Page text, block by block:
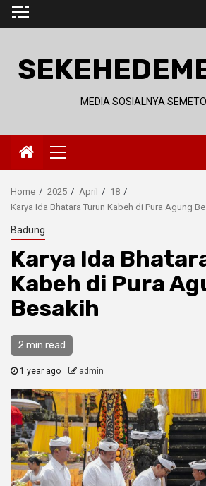
Skip
MEDIA SOSIALNYA
Primary
Menu
Home 2025 April
18
Karya Ida Bhatara Turun Kabeh di Pura Agung
Badung
Karya Ida
Kabeh di Pura
Besakih
2 min read
1 year ago admin